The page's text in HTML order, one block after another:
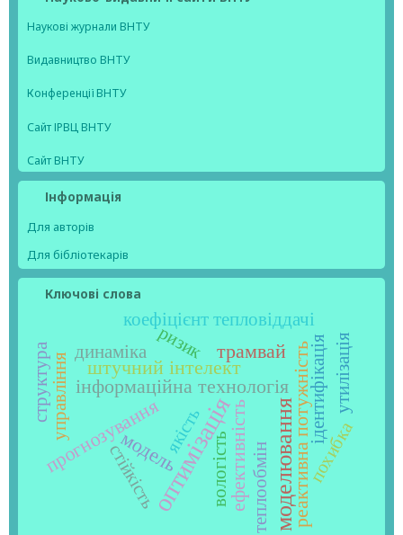
Наукові журнали ВНТУ
Видавництво ВНТУ
Конференції ВНТУ
Сайт ІРВЦ ВНТУ
Сайт ВНТУ
Інформація
Для авторів
Для бібліотекарів
Ключові слова
оптимізація моделювання
інформаційна технологіяреактивна потужність
ефективність
модель
прогнозування
штучний інтелект
трамвай
вологість
ризик
управління
теплообмін
структура
стійкість
якість
коефіцієнт тепловіддачі
ідентифікація
динаміка
похибка
утилізація